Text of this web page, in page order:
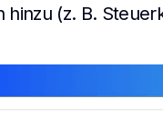
hinzu (z. B.